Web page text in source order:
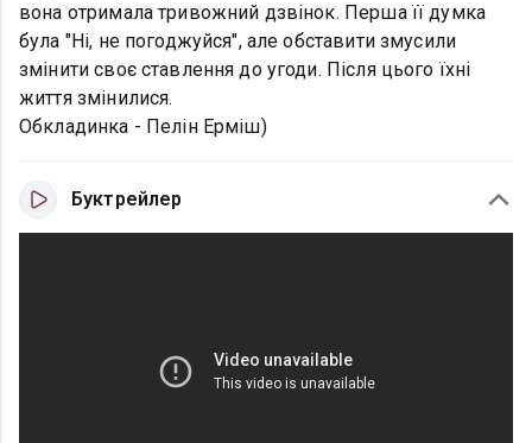
вона отримала тривожний дзвінок. Перша її думка
була "Ні, не погоджуйся", але обставити змусили
змінити своє ставлення до угоди. Після цього їхні
життя змінилися.
Обкладинка - Пелін Ерміш)
Буктрейлер